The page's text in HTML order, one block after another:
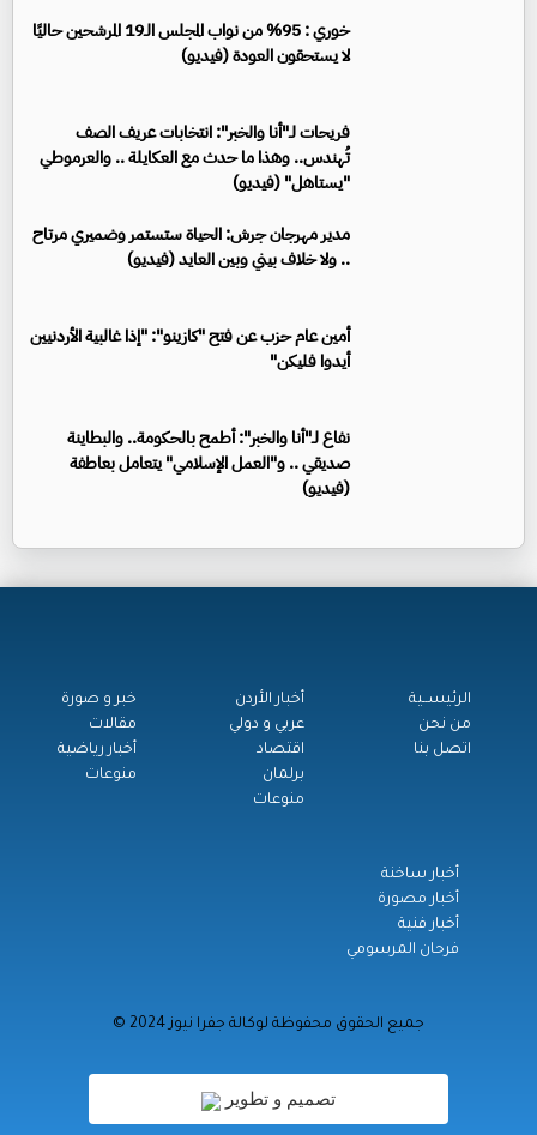
خوري : 95% من نواب المجلس الـ19 المرشحين حاليًا
لا يستحقون العودة (فيديو)
فريحات لـ"أنا والخبر": انتخابات عريف الصف
تُهندس.. وهذا ما حدث مع العكايلة .. والعرموطي
"يستاهل" (فيديو)
مدير مهرجان جرش: الحياة ستستمر وضميري مرتاح
.. ولا خلاف بيني وبين العايد (فيديو)
أمين عام حزب عن فتح "كازينو": "إذا غالبية الأردنيين
أيدوا فليكن"
نفاع لـ"أنا والخبر": أطمح بالحكومة.. والبطاينة
صديقي .. و"العمل الإسلامي" يتعامل بعاطفة
(فيديو)
الرئيســية
من نحن
اتصل بنا
أخبار الأردن
عربي و دولي
اقتصاد
برلمان
منوعات
خبر و صورة
مقالات
أخبار رياضية
منوعات
أخبار ساخنة
أخبار مصورة
أخبار فنية
فرحان المرسومي
© جميع الحقوق محفوظة لوكالة جفرا نيوز 2024
تصميم و تطوير